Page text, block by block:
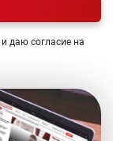
и даю согласие на